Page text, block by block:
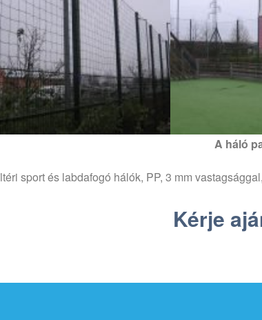
A háló
sport és labdafogó hálók, PP, 3 mm
Kérje